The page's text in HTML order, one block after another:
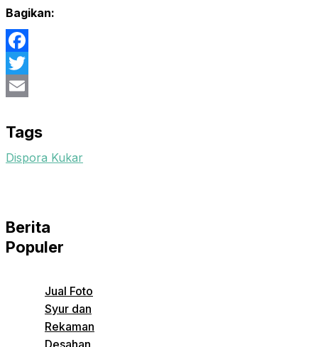
Bagikan:
Facebook
Twitter
Tags
Dispora Kukar
Berita
Populer
Jual Foto
Syur dan
Rekaman